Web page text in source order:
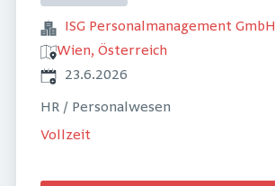
ISG Personalmanagement GmbH
Wien, Österreich
Veröffentlicht
23.6.2026
HR / Personalwesen
Vollzeit